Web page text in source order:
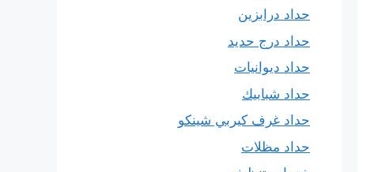
حداد درابزين
حداد درج حديد
حداد ديوانيات
حداد شبابيك
حداد غرف كيربي شينكو
حداد مظلات